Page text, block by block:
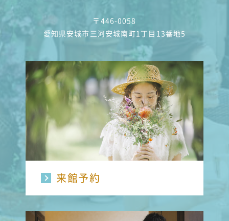
〒446-0058
愛知県安城市三河安城南町1丁目13番地5
来館予約